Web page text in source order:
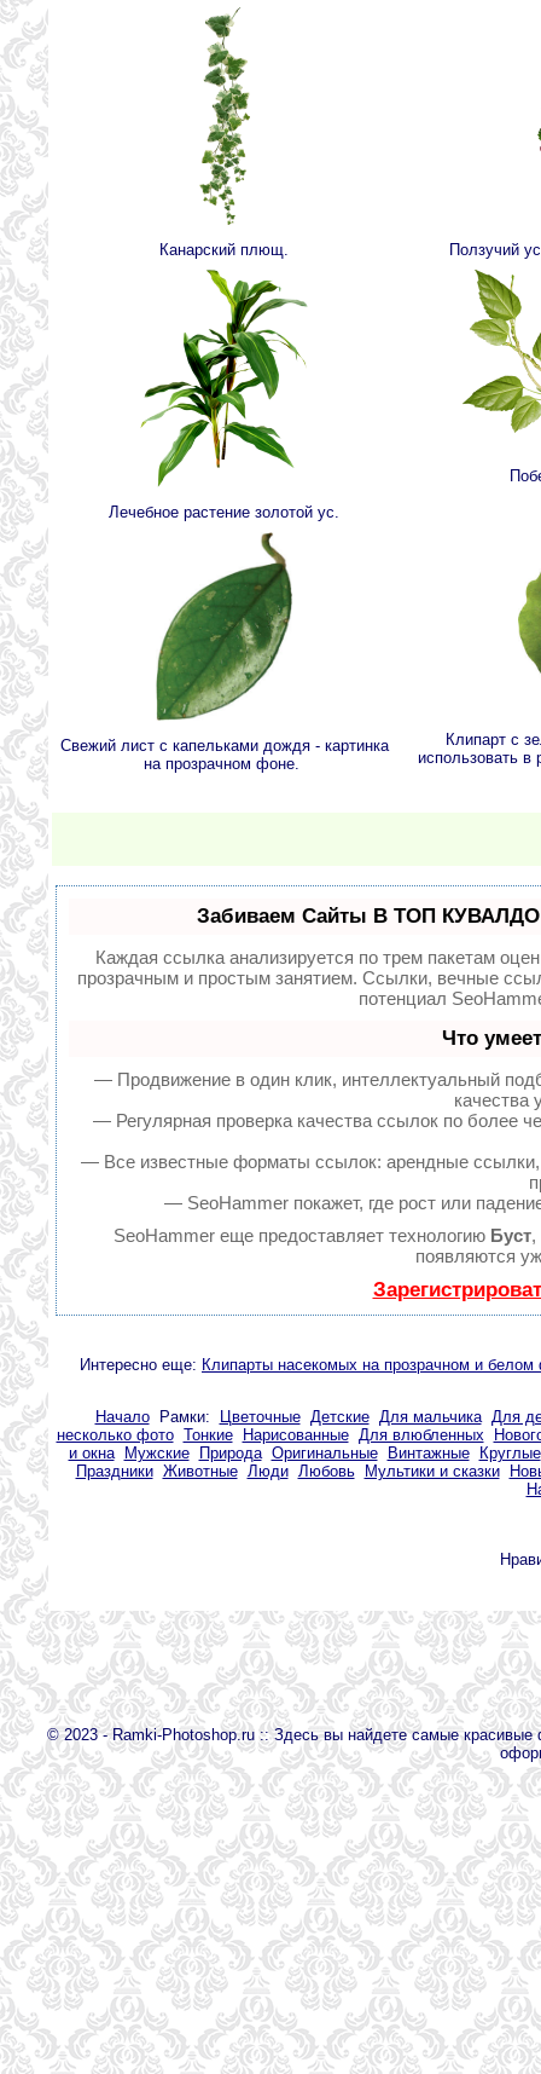
Канарский плющ. Ползучий
Лечебное растение золотой ус.
Свежий лист с капельками дождя - картинка
на прозрачном фоне.
Клипарт с
использовать в
Забиваем Сайты В ТОП
Каждая ссылка анализируется по трем пакетам
прозрачным и простым занятием. Ссылки, вечные
потенциал
Что
— Продвижение в один клик, интеллектуальный
качества
— Регулярная проверка качества ссылок по более
— Все известные форматы ссылок: арендные
— SeoHammer покажет, где рост или
SeoHammer еще предоставляет технологию Буст,
появляются
Интересно еще: Клипарты насекомых на прозрачном и белом
НачалоРамки: Цветочные Детские Для мальчика Для
несколько фото Тонкие Нарисованные Для влюбленных
и окна
Мужские Природа Оригинальные Винтажные
Круглые
Праздники Животные Люди Любовь Мультики и сказки
© 2023 - Ramki-Photoshop.ru :: Здесь вы найдете самые